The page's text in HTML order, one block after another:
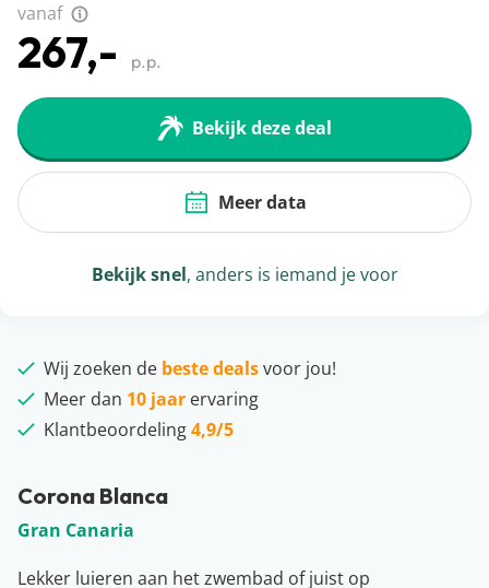
Corona Blanca
Gran Canaria
Lekker luieren aan het zwembad of juist op
vanaf
267,- p.p.
Bekijk deze deal
Meer data
Bekijk snel, anders is iemand je voor
Wij zoeken de beste dealsvoor jou!
Meer dan 10 jaar ervaring
Klantbeoordeling4,9/5